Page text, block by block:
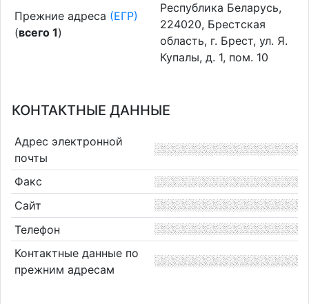
Прежние адреса (ЕГР)
(всего 1)
Республика Беларусь,
224020, Брестская
область, г. Брест, ул. Я.
Купалы, д. 1, пом. 10
КОНТАКТНЫЕ ДАННЫЕ
Адрес электронной
почты
Факс
Сайт
Телефон
Контактные данные по
прежним адресам